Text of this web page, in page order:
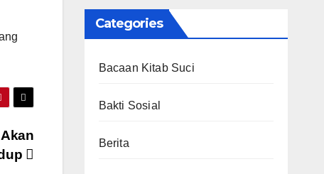
Categories
Bacaan Kitab Suci
Bakti Sosial
Berita